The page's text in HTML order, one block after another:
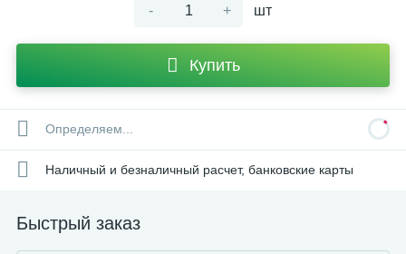
- + шт
Купить
Определяем...
Наличный и безналичный расчет, банковские карты
Быстрый заказ